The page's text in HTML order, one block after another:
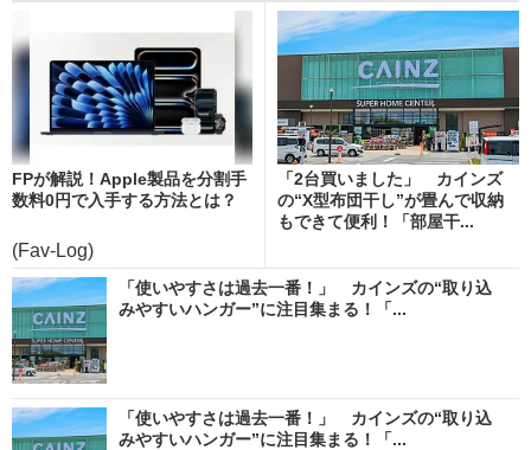
FPが解説！Apple製品を分割手
数料0円で入手する方法とは？
(Fav-Log)
「2台買いました」 カインズ
の“X型布団干し”が畳んで収納
もできて便利！「部屋干...
「使いやすさは過去一番！」 カインズの“取り込
みやすいハンガー”に注目集まる！「...
「使いやすさは過去一番！」 カインズの“取り込
みやすいハンガー”に注目集まる！「...